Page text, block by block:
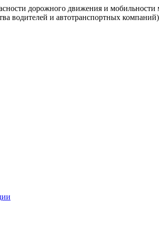
дорожного движения и
водителей и автотранспортных